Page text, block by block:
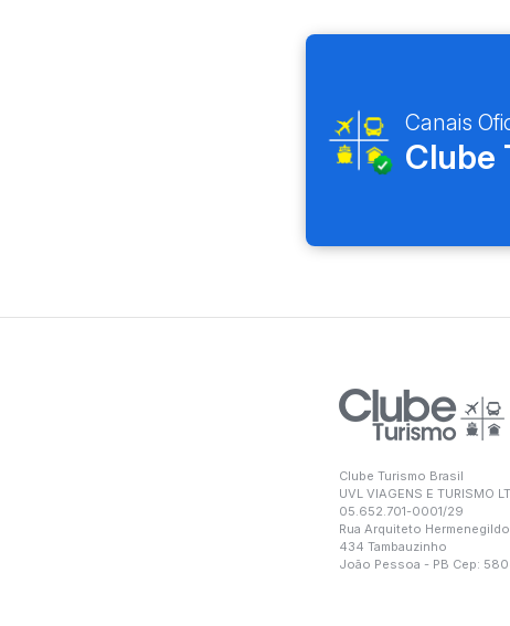
Canais
Clube
Clube Turismo Brasil
UVL VIAGENS E TURISMO
05.652.701-0001/29
Rua Arquiteto
434 Tambauzinho
João Pessoa - PB Cep: